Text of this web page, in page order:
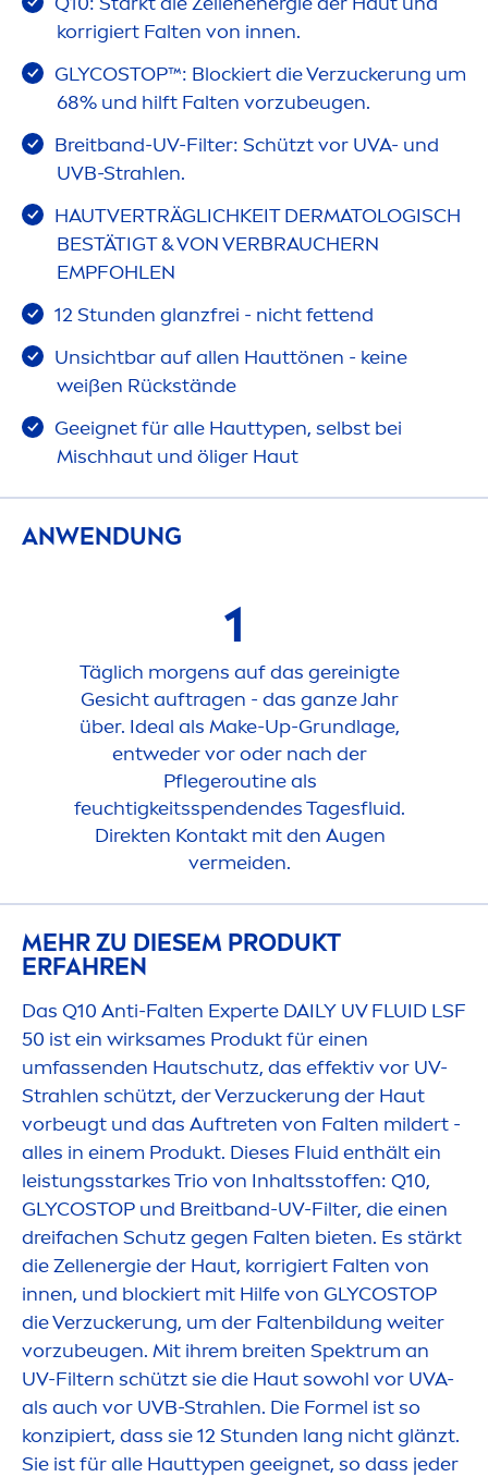
korrigiert Falten von innen.
GLYCOSTOP™: Blockiert die Verzuckerung um
68% und hilft Falten vorzubeugen.
Breitband-UV-Filter: Schützt vor UVA- und
UVB-Strahlen.
HAUTVERTRÄGLICHKEIT DERMATOLOGISCH
BESTÄTIGT & VON VERBRAUCHERN
EMPFOHLEN
12 Stunden glanzfrei - nicht fettend
Unsichtbar auf allen Hauttönen - keine
weißen Rückstände
Geeignet für alle Hauttypen, selbst bei
Mischhaut und öliger Haut
ANWENDUNG
1
Täglich morgens auf das gereinigte
Gesicht auftragen - das ganze Jahr
über. Ideal als Make-Up-Grundlage,
entweder vor oder nach der
Pflegeroutine als
feuchtigkeitsspendendes Tagesfluid.
Direkten Kontakt mit den Augen
vermeiden.
MEHR ZU DIESEM PRODUKT
ERFAHREN
Das Q10 Anti-Falten Experte DAILY UV FLUID LSF
50 ist ein wirksames Produkt für einen
umfassenden Hautschutz, das effektiv vor UV-
Strahlen schützt, der Verzuckerung der Haut
vorbeugt und das Auftreten von Falten mildert -
alles in einem Produkt. Dieses Fluid enthält ein
leistungsstarkes Trio von Inhaltsstoffen: Q10,
GLYCOSTOP und Breitband-UV-Filter, die einen
dreifachen Schutz gegen Falten bieten. Es stärkt
die Zellenergie der Haut, korrigiert Falten von
innen, und blockiert mit Hilfe von GLYCOSTOP
die Verzuckerung, um der Faltenbildung weiter
vorzubeugen. Mit ihrem breiten Spektrum an
UV-Filtern schützt sie die Haut sowohl vor UVA-
als auch vor UVB-Strahlen. Die Formel ist so
konzipiert, dass sie 12 Stunden lang nicht glänzt.
Sie ist für alle Hauttypen geeignet, so dass jeder